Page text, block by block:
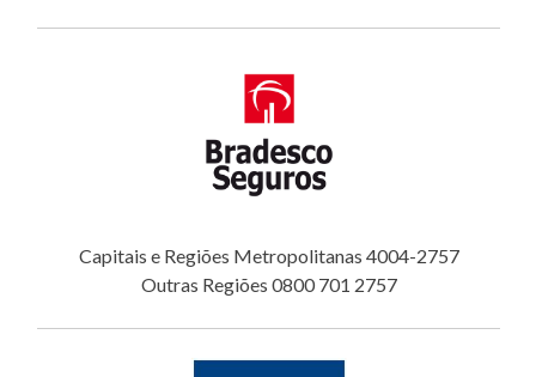
Capitais e Regiões Metropolitanas 4004-2757
Outras Regiões 0800 701 2757